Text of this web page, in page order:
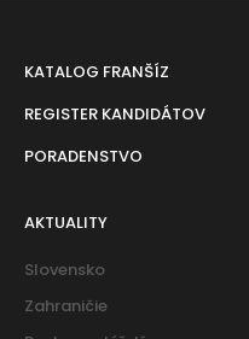
KATALOG FRANŠÍZ
REGISTER KANDIDÁTOV
PORADENSTVO
AKTUALITY
Slovensko
Zahraničie